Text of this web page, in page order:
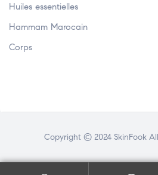
Huiles essentielles
Hammam Marocain
Corps
Copyright © 2024 SkinFook